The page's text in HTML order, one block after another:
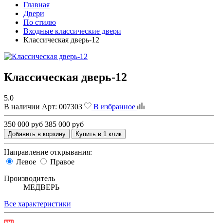
Главная
Двери
По стилю
Входные классические двери
Классическая дверь-12
Классическая дверь-12
5.0
В наличии Арт: 007303 В избранное
350 000 руб 385 000 руб
Добавить в корзину Купить в 1 клик
Направление открывания:
Левое
Правое
Производитель
МЕДВЕРЬ
Все характеристики